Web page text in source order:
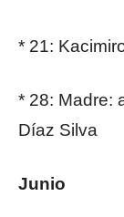
* 21:
* 28: Madre:
Díaz Silva
Junio